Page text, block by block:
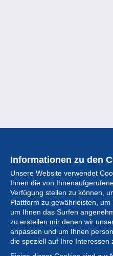
Informationen zu den
Unsere Website verwendet
Ihnen die von
Verfügung stellen zu können,
Plattform zu gewährleisten,
um Ihnen das Surfen
zu erstellen mir denen wir
anpassen und um Ihnen
die speziell auf Ihre Interessen
Sammlung